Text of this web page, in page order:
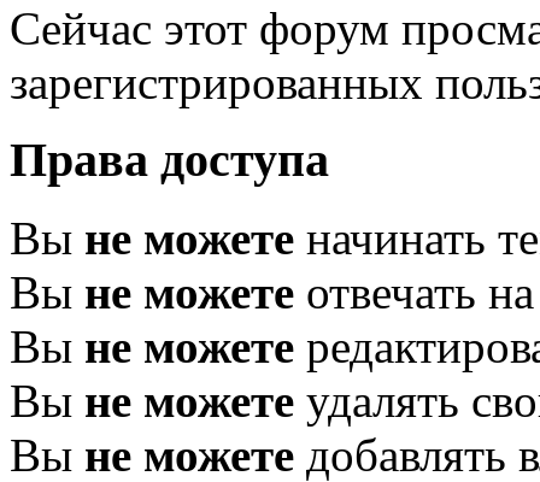
Сейчас этот форум
зарегистрированных
Права доступа
Вы не можете начинать
Вы не можете отвечать
Вы не можете
Вы не можете удалять
Вы не можете добавлять